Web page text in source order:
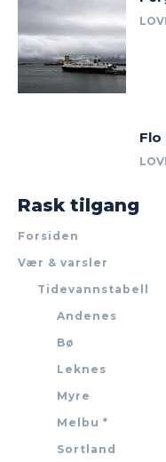
Rask tilgang
Forsiden
Vær & varsler
Tidevannstabell
Andenes
Bø
Leknes
Myre
Melbu *
Sortland